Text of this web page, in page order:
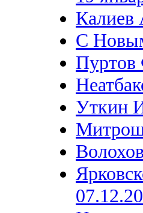
Калиев
С
Пуртов
Уткин